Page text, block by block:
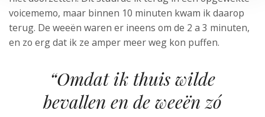
voicememo, maar binnen 10 minuten kwam ik daarop
terug. De weeën waren er ineens om de 2 a 3 minuten,
en zo erg dat ik ze amper meer weg kon puffen.
“Omdat ik thuis wilde
bevallen en de weeën zó